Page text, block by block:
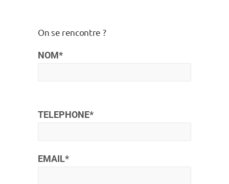
On se rencontre ?
NOM*
TELEPHONE*
EMAIL*